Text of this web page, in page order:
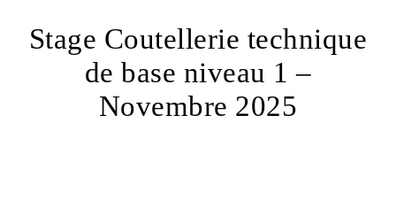
Stage Coutellerie technique
de base niveau 1 –
Novembre 2025